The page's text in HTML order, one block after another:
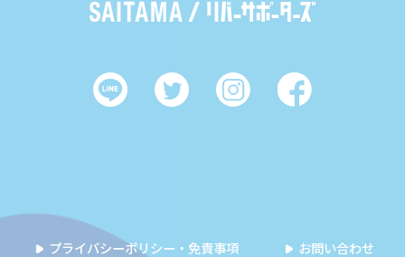
プライバシーポリシー・免責事項 お問い合わせ